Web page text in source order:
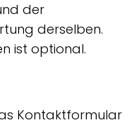
der
derselben.
ist optional.
Kontaktformular